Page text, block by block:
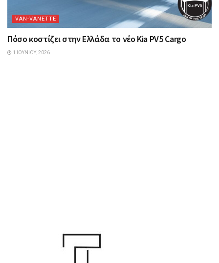
VAN-VANETTΕ
Πόσο κοστίζει στην Ελλάδα το νέο Kia PV5 Cargo
1 ΙΟΥΝΊΟΥ, 2026